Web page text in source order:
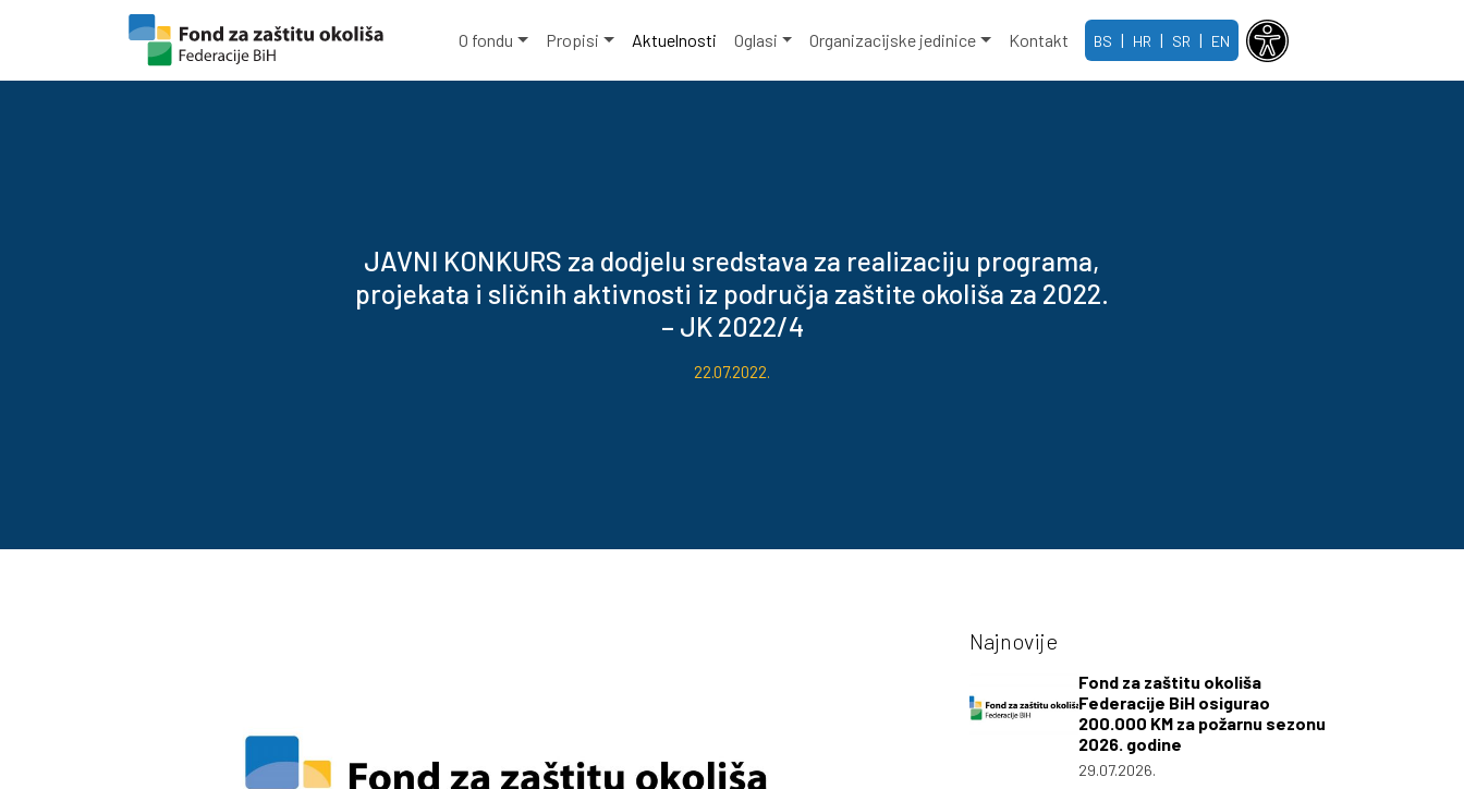
O fondu
Propisi Aktuelnosti Oglasi Organizacijske jedinice Kontakt BS | HR | SR | EN
JAVNI KONKURS za dodjelu sredstava za realizaciju programa,
projekata i sličnih aktivnosti iz područja zaštite okoliša za 2022.
– JK 2022/4
22.07.2022.
Najnovije
Fond za zaštitu okoliša
Federacije BiH osigurao
200.000 KM za požarnu sezonu
2026. godine
29.07.2026.